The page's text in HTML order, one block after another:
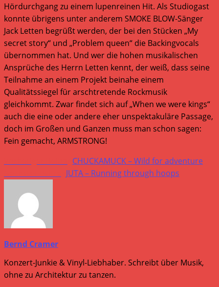
Hördurchgang zu einem lupenreinen Hit. Als Studiogast
konnte übrigens unter anderem SMOKE BLOW-Sänger
Jack Letten begrüßt werden, der bei den Stücken „My
secret story“ und „Problem queen“ die Backingvocals
übernommen hat. Und wer die hohen musikalischen
Ansprüche des Herrn Letten kennt, der weiß, dass seine
Teilnahme an einem Projekt beinahe einem
Qualitätssiegel für arschtretende Rockmusik
gleichkommt. Zwar findet sich auf „When we were kings“
auch die eine oder andere eher unspektakuläre Passage,
doch im Großen und Ganzen muss man schon sagen:
Fein gemacht, ARMSTRONG!
Weitere
Artikel
ansehen
CHUCKAMUCK – Wild for adventure
JUTA – Running through hoops
Bernd Cramer
Konzert-Junkie & Vinyl-Liebhaber. Schreibt über Musik,
ohne zu Architektur zu tanzen.